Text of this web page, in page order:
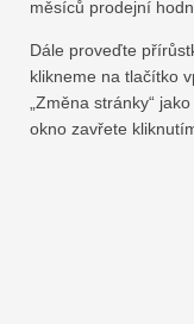
měsíců prodejní
Dále proveďte
klikneme na tlačítko
„Změna stránky“
okno zavřete